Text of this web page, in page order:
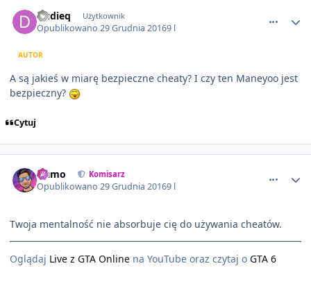
Dudieq Użytkownik
Opublikowano29 Grudnia 20169 l
AUTOR
A są jakieś w miarę bezpieczne cheaty? I czy ten Maneyoo jest
bezpieczny?
Cytuj
Namo Komisarz
Opublikowano29 Grudnia 20169 l
Twoja mentalność nie absorbuje cię do używania cheatów.
Oglądaj Live z GTA Online na YouTube oraz czytaj o GTA 6